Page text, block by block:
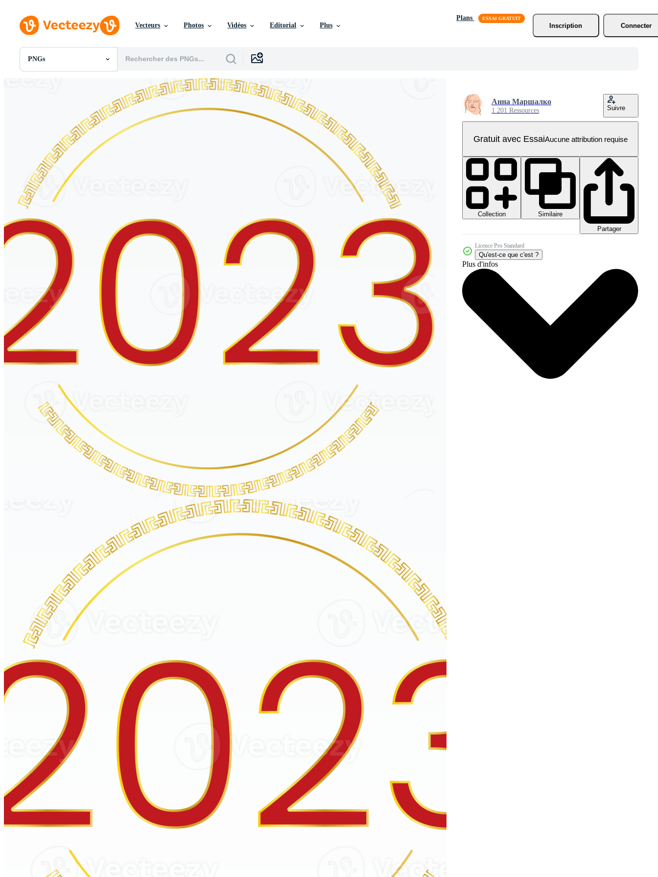
Vecteurs Photos Vidéos Editorial Plus
Plans
Inscription
Connecter
PNGs
Toutes Images
Vidéos
Motion graphics
Images Éditoriales
Événements Éditoriaux
Анна Маршалко
1 201 Ressources Suivre
Gratuit avec EssaiAucune attribution requise
Collection
Similaire
Partager
Licence Pro Standard
Qu'est-ce que c'est ?
Plus d'infos